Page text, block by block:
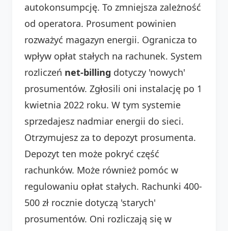
autokonsumpcję. To zmniejsza zależność
od operatora. Prosument powinien
rozważyć magazyn energii. Ogranicza to
wpływ opłat stałych na rachunek. System
rozliczeń net-billing dotyczy 'nowych'
prosumentów. Zgłosili oni instalację po 1
kwietnia 2022 roku. W tym systemie
sprzedajesz nadmiar energii do sieci.
Otrzymujesz za to depozyt prosumenta.
Depozyt ten może pokryć część
rachunków. Może również pomóc w
regulowaniu opłat stałych. Rachunki 400-
500 zł rocznie dotyczą 'starych'
prosumentów. Oni rozliczają się w